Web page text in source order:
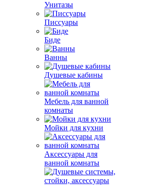
Унитазы
Писсуары
Биде
Ванны
Душевые кабины
Мебель для ванной
комнаты
Мойки для кухни
Аксессуары для
ванной комнаты